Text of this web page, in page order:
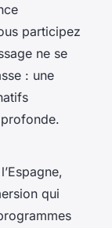
participez
ne se
: une
qui